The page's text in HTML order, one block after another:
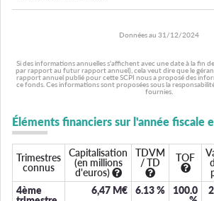
Données au 31/12/2024
Si des informations annuelles s'affichent avec une date à la fin
par rapport au futur rapport annuel), cela veut dire que le
rapport annuel publié pour cette SCPI nous a proposé des
ce fonds. Ces informations sont proposées sous la
fournies.
Éléments financiers sur l'année fiscale
Trimestres
connus
Capitalisation
(en millions
d'euros)
TDVM
/ TD
TOF
4ème
6,47 M€ 6.13%
100.0